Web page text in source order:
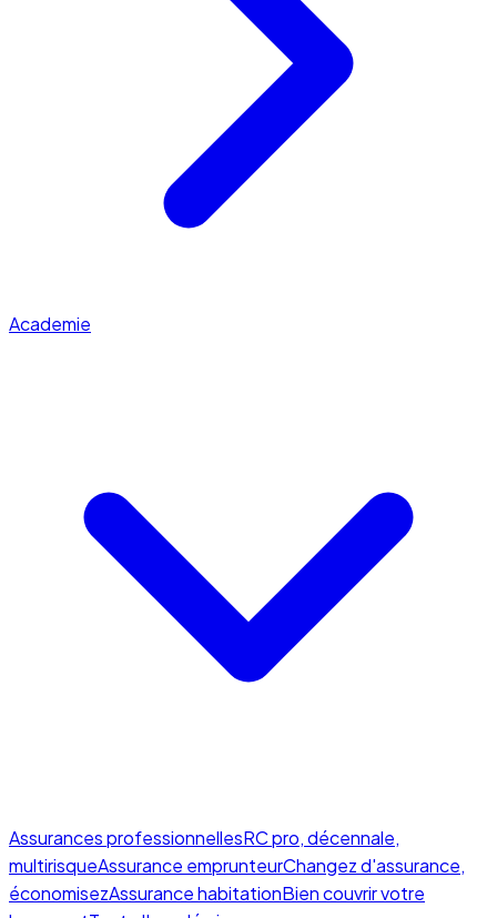
Academie
Assurances professionnellesRC pro, décennale,
multirisqueAssurance emprunteurChangez d'assurance,
économisezAssurance habitationBien couvrir votre